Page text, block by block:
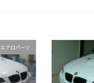
エアロパーツ